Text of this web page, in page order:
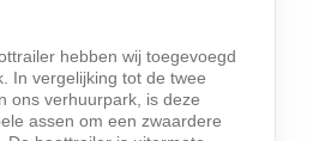
hebben wij toegevoegd
In vergelijking tot de twee
ons verhuurpark, is deze
assen om een zwaardere